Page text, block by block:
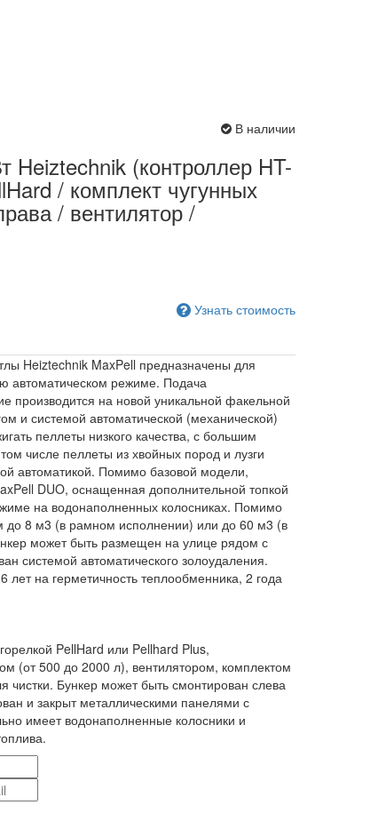
В наличии
Heiztechnik (контроллер HT-
/ комплект чугунных
/ вентилятор /
Узнать стоимость
Heiztechnik MaxPell предназначены для
автоматическом режиме. Подача
производится на новой уникальной факельной
и системой автоматической (механической)
пеллеты низкого качества, с большим
числе пеллеты из хвойных пород и лузги
автоматикой. Помимо базовой модели,
DUO, оснащенная дополнительной топкой
на водонаполненных колосниках. Помимо
до 8 м3 (в рамном исполнении) или до 60 м3 (в
может быть размещен на улице рядом с
системой автоматического золоудаления.
лет на герметичность теплообменника, 2 года
PellHard или Pellhard Plus,
(от 500 до 2000 л), вентилятором, комплектом
чистки. Бункер может быть смонтирован слева
и закрыт металлическими панелями с
имеет водонаполненные колосники и